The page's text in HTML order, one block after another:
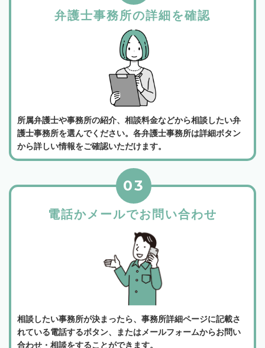
弁護士事務所の詳細を確認
所属弁護士や事務所の紹介、相談料金などから相談したい弁
護士事務所を選んでください。各弁護士事務所は詳細ボタン
から詳しい情報をご確認いただけます。
電話かメールでお問い合わせ
03
相談したい事務所が決まったら、事務所詳細ページに記載さ
れている電話するボタン、またはメールフォームからお問い
合わせ・相談をすることができます。